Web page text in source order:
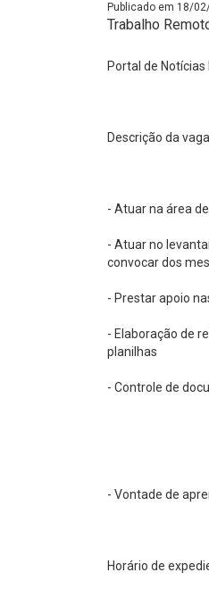
Publicado em 18/
Trabalho
Portal de
Descrição da
- Atuar na área
- Atuar no
convocar dos
- Prestar apoio
- Elaboração de
planilhas
- Controle de
- Vontade de
Horário de